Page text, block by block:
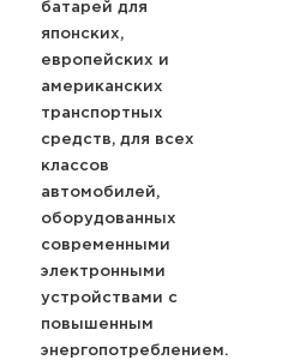
батарей для
японских,
европейских и
американских
транспортных
средств, для всех
классов
автомобилей,
оборудованных
современными
электронными
устройствами с
повышенным
энергопотреблением.